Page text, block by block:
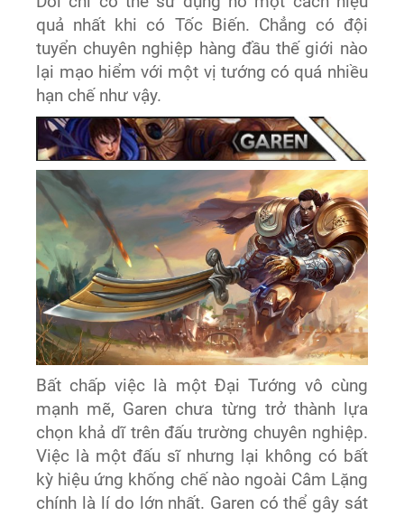
quả nhất khi có Tốc Biến. Chẳng có đội
tuyển chuyên nghiệp hàng đầu thế giới nào
lại mạo hiểm với một vị tướng có quá nhiều
hạn chế như vậy.
Bất chấp việc là một Đại Tướng vô cùng
mạnh mẽ, Garen chưa từng trở thành lựa
chọn khả dĩ trên đấu trường chuyên nghiệp.
Việc là một đấu sĩ nhưng lại không có bất
kỳ hiệu ứng khống chế nào ngoài Câm Lặng
chính là lí do lớn nhất. Garen có thể gây sát